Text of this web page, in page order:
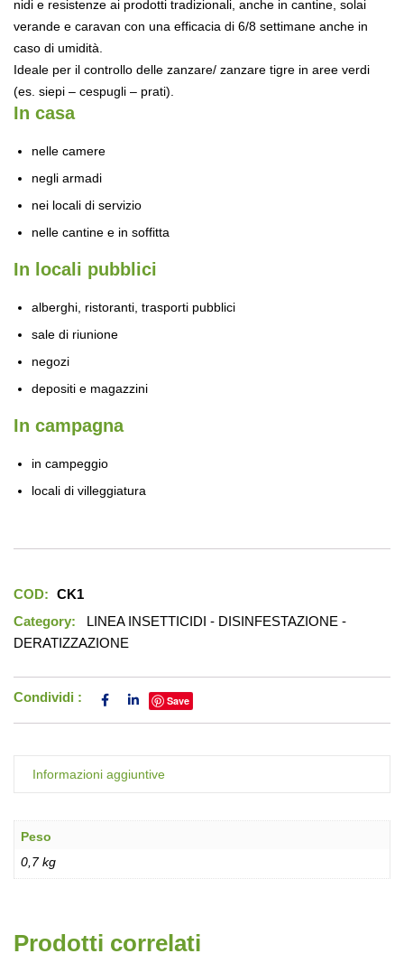
nidi e resistenze ai prodotti tradizionali, anche in cantine, solai
verande e caravan con una efficacia di 6/8 settimane anche in
caso di umidità.
Ideale per il controllo delle zanzare/ zanzare tigre in aree verdi
(es. siepi – cespugli – prati).
In casa
nelle camere
negli armadi
nei locali di servizio
nelle cantine e in soffitta
In locali pubblici
alberghi, ristoranti, trasporti pubblici
sale di riunione
negozi
depositi e magazzini
In campagna
in campeggio
locali di villeggiatura
COD: CK1
Category:
LINEA INSETTICIDI - DISINFESTAZIONE -
DERATIZZAZIONE
Condividi : Save
Informazioni aggiuntive
Peso
0,7 kg
Prodotti correlati